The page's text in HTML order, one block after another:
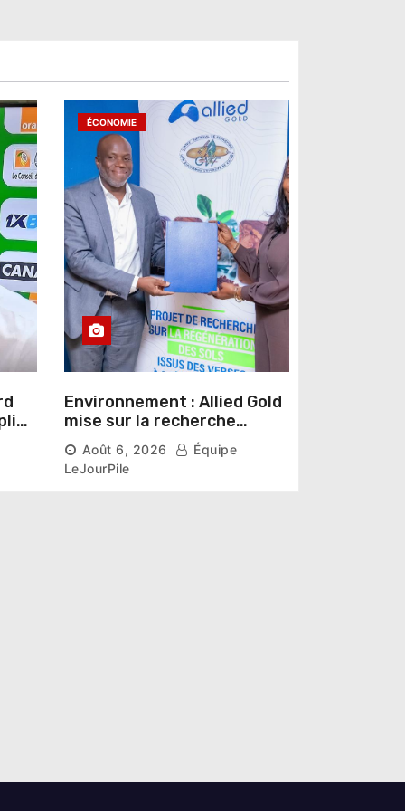
ÉCONOMIE
Environnement : Allied Gold
mise sur la recherche
scientifique pour restaurer
les sols de ses sites miniers
Août 6, 2026
Équipe
LeJourPile